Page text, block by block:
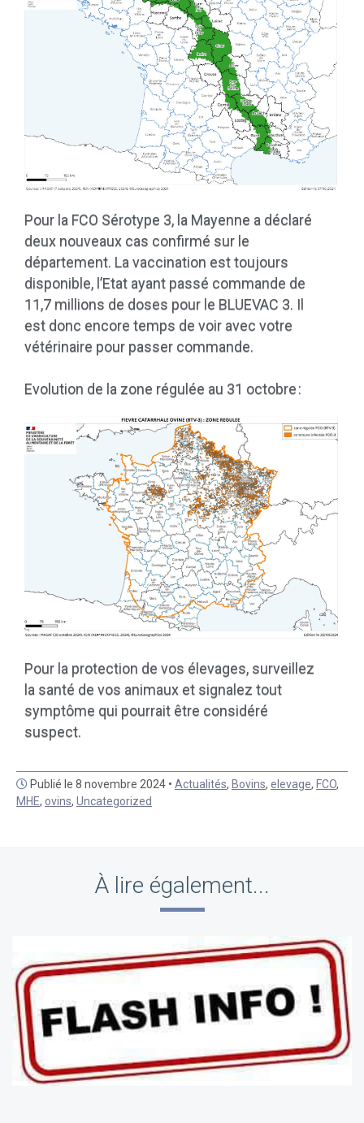
Pour la FCO Sérotype 3, la Mayenne a déclaré
deux nouveaux cas confirmé sur le
département. La vaccination est toujours
disponible, l’Etat ayant passé commande de
11,7 millions de doses pour le BLUEVAC 3. Il
est donc encore temps de voir avec votre
vétérinaire pour passer commande.
Evolution de la zone régulée au 31 octobre :
Pour la protection de vos élevages, surveillez
la santé de vos animaux et signalez tout
symptôme qui pourrait être considéré
suspect.
Publié le 8 novembre 2024 • Actualités, Bovins, elevage, FCO,
MHE, ovins, Uncategorized
À lire également...